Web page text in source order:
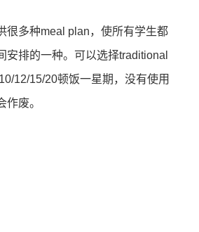
很多种meal plan，使所有学生都
安排的一种。可以选择traditional
12/15/20顿饭一星期，没有使用
作废。